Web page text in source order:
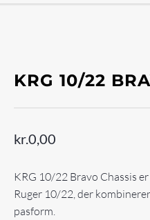
KRG 10/22
kr.0,00
KRG 10/22 Bravo Chassis
Ruger 10/22, der
pasform.